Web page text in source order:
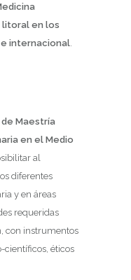
litoral en los
internacional.
de Maestría
en el Medio
al
diferentes
y en áreas
requeridas
con instrumentos
científicos, éticos